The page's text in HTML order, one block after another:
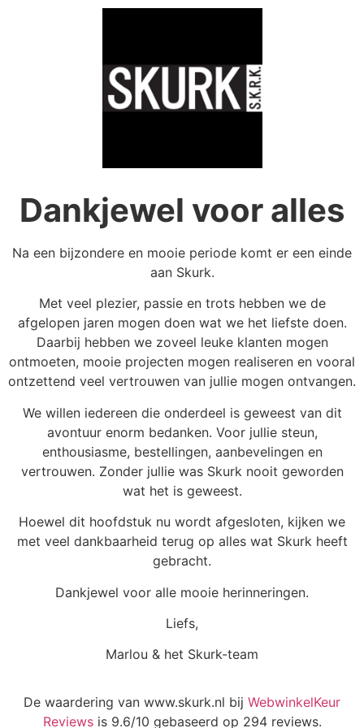
Dankjewel voor alles
Na een bijzondere en mooie periode komt er een einde
aan Skurk.
Met veel plezier, passie en trots hebben we de
afgelopen jaren mogen doen wat we het liefste doen.
Daarbij hebben we zoveel leuke klanten mogen
ontmoeten, mooie projecten mogen realiseren en vooral
ontzettend veel vertrouwen van jullie mogen ontvangen.
We willen iedereen die onderdeel is geweest van dit
avontuur enorm bedanken. Voor jullie steun,
enthousiasme, bestellingen, aanbevelingen en
vertrouwen. Zonder jullie was Skurk nooit geworden
wat het is geweest.
Hoewel dit hoofdstuk nu wordt afgesloten, kijken we
met veel dankbaarheid terug op alles wat Skurk heeft
gebracht.
Dankjewel voor alle mooie herinneringen.
Liefs,
Marlou & het Skurk-team
De waardering van www.skurk.nl bij WebwinkelKeur
Reviewsis 9.6/10 gebaseerd op 294 reviews.